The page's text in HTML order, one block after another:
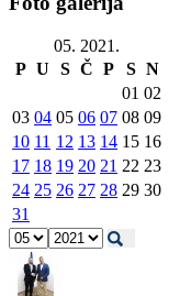
05. 2021.
P U S Č P S N
01 02
03 04 05 06 07 08 09
10 11 12 13 14 15 16
17 18 19 20 21 22 23
24 25 26 27 28 29 30
31